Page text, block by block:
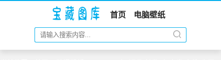
首页 电脑壁纸